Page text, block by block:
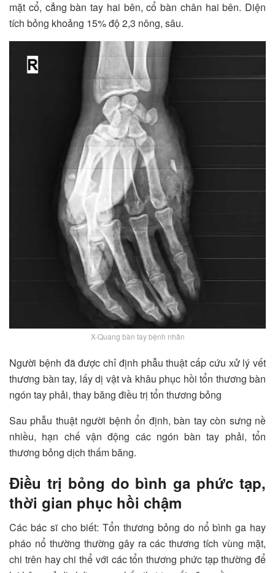
mặt cổ, cẳng bàn tay hai bên, cổ bàn chân hai bên. Diện
tích bỏng khoảng 15% độ 2,3 nông, sâu.
X-Quang bàn tay bệnh nhân
Người bệnh đã được chỉ định phẫu thuật cấp cứu xử lý vết
thương bàn tay, lấy dị vật và khâu phục hồi tổn thương bàn
ngón tay phải, thay băng điều trị tổn thương bỏng
Sau phẫu thuật người bệnh ổn định, bàn tay còn sưng nề
nhiều, hạn chế vận động các ngón bàn tay phải, tổn
thương bỏng dịch thấm băng.
Điều trị bỏng do bình ga phức tạp,
thời gian phục hồi chậm
Các bác sĩ cho biết: Tổn thương bỏng do nổ bình ga hay
pháo nổ thường thường gây ra các thương tích vùng mặt,
chi trên hay chi thể với các tổn thương phức tạp thường để